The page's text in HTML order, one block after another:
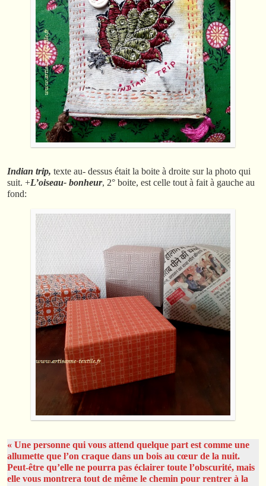
Indian trip, texte au- dessus était la boite à droite sur la photo qui
suit. +L’oiseau- bonheur, 2° boite, est celle tout à fait à gauche au
fond:
« Une personne qui vous attend quelque part est comme une
allumette que l’on craque dans un bois au cœur de la nuit.
Peut-être qu’elle ne pourra pas éclairer toute l’obscurité, mais
elle vous montrera tout de même le chemin pour rentrer à la